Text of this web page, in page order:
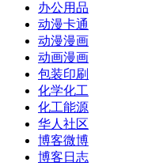
办公用品
动漫卡通
动漫漫画
动画漫画
包装印刷
化学化工
化工能源
华人社区
博客微博
博客日志